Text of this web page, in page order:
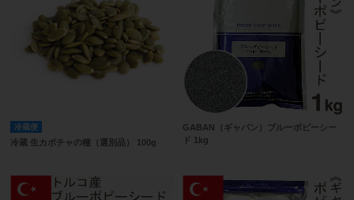
冷蔵便
冷蔵 生カボチャの種（選別品） 100g
GABAN（ギャバン）ブルーポピーシー
ド 1kg